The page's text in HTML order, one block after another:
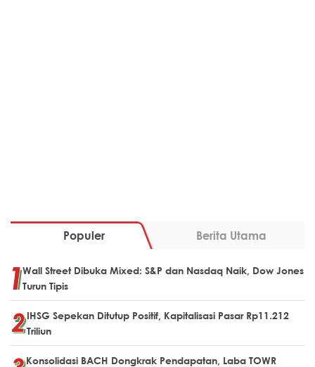
Populer Berita Utama
Wall Street Dibuka Mixed: S&P dan Nasdaq Naik, Dow Jones
Turun Tipis
IHSG Sepekan Ditutup Positif, Kapitalisasi Pasar Rp11.212
Triliun
Konsolidasi BACH Dongkrak Pendapatan, Laba TOWR